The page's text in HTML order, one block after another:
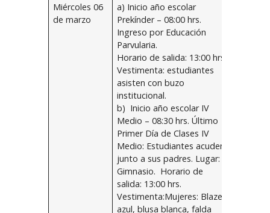
Miércoles 06
de marzo
a) Inicio año escolar
Prekínder – 08:00 hrs.
Ingreso por Educación
Parvularia.
Horario de salida: 13:00 hrs.
Vestimenta: estudiantes
asisten con buzo
institucional.
b) Inicio año escolar IV
Medio – 08:30 hrs. Último
Primer Día de Clases IV
Medio: Estudiantes acuden
junto a sus padres. Lugar:
Gimnasio. Horario de
salida: 13:00 hrs.
Vestimenta:Mujeres: Blazer
azul, blusa blanca, falda